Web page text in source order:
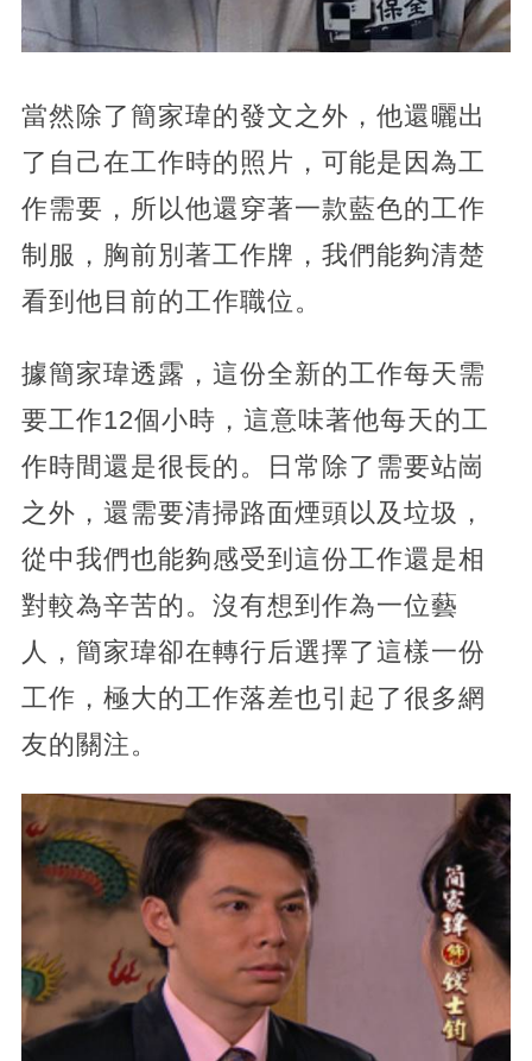
當然除了簡家瑋的發文之外，他還曬出
了自己在工作時的照片，可能是因為工
作需要，所以他還穿著一款藍色的工作
制服，胸前別著工作牌，我們能夠清楚
看到他目前的工作職位。
據簡家瑋透露，這份全新的工作每天需
要工作12個小時，這意味著他每天的工
作時間還是很長的。日常除了需要站崗
之外，還需要清掃路面煙頭以及垃圾，
從中我們也能夠感受到這份工作還是相
對較為辛苦的。沒有想到作為一位藝
人，簡家瑋卻在轉行后選擇了這樣一份
工作，極大的工作落差也引起了很多網
友的關注。